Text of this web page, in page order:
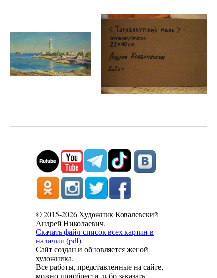
© 2015-2026 Художник Ковалевский
Андрей Николаевич.
Скачать файл-список всех картин в
наличии (pdf)
Сайт создан и обновляется женой
художника.
Все работы, представленные на сайте,
можно приобрести либо заказать